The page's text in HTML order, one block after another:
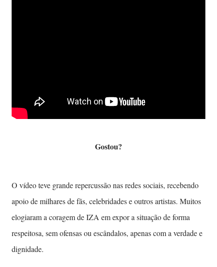
Gostou?
O vídeo teve grande repercussão nas redes sociais, recebendo
apoio de milhares de fãs, celebridades e outros artistas. Muitos
elogiaram a coragem de IZA em expor a situação de forma
respeitosa, sem ofensas ou escândalos, apenas com a verdade e
dignidade.